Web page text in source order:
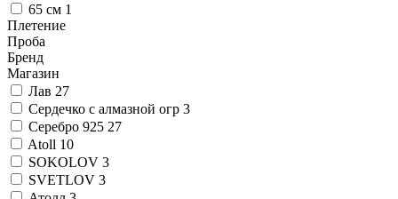
65 см 1
Плетение
Проба
Бренд
Магазин
Лав 27
Сердечко с алмазной огр 3
Серебро 925 27
Atoll 10
SOKOLOV 3
SVETLOV 3